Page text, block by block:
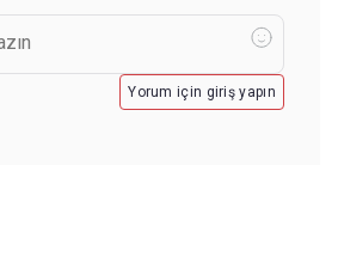
Yorum için giriş yapın